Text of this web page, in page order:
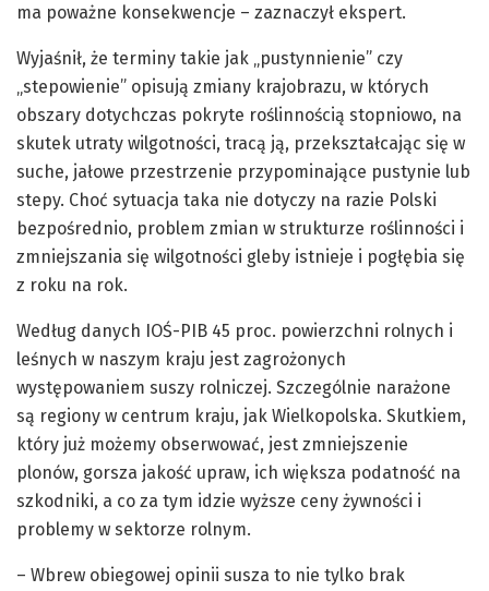
ma poważne konsekwencje – zaznaczył ekspert.
Wyjaśnił, że terminy takie jak „pustynnienie” czy
„stepowienie” opisują zmiany krajobrazu, w których
obszary dotychczas pokryte roślinnością stopniowo, na
skutek utraty wilgotności, tracą ją, przekształcając się w
suche, jałowe przestrzenie przypominające pustynie lub
stepy. Choć sytuacja taka nie dotyczy na razie Polski
bezpośrednio, problem zmian w strukturze roślinności i
zmniejszania się wilgotności gleby istnieje i pogłębia się
z roku na rok.
Według danych IOŚ-PIB 45 proc. powierzchni rolnych i
leśnych w naszym kraju jest zagrożonych
występowaniem suszy rolniczej. Szczególnie narażone
są regiony w centrum kraju, jak Wielkopolska. Skutkiem,
który już możemy obserwować, jest zmniejszenie
plonów, gorsza jakość upraw, ich większa podatność na
szkodniki, a co za tym idzie wyższe ceny żywności i
problemy w sektorze rolnym.
– Wbrew obiegowej opinii susza to nie tylko brak